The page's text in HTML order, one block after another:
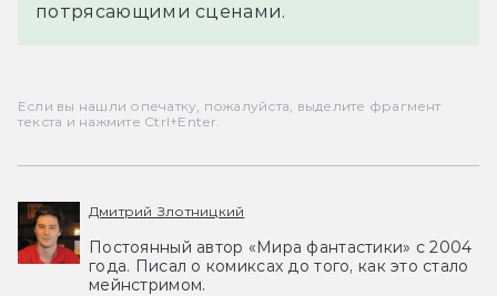
потрясающими сценами.
Если вы нашли опечатку, пожалуйста, выделите фрагмент
текста и нажмите Ctrl+Enter.
Дмитрий Злотницкий
Постоянный автор «Мира фантастики» с 2004
года. Писал о комиксах до того, как это стало
мейнстримом.